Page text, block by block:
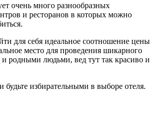
очень много разнообразных
и ресторанов в которых можно
для себя идеальное соотношение цены
место для проведения шикарного
и родными людьми, вед тут так красиво и
избирательными в выборе отеля.